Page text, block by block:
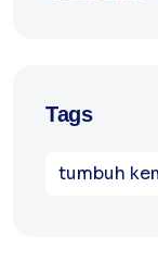
Tags
tumbuh